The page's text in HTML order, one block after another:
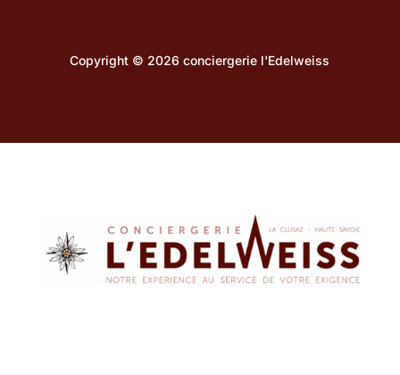
Copyright © 2026 conciergerie l'Edelweiss